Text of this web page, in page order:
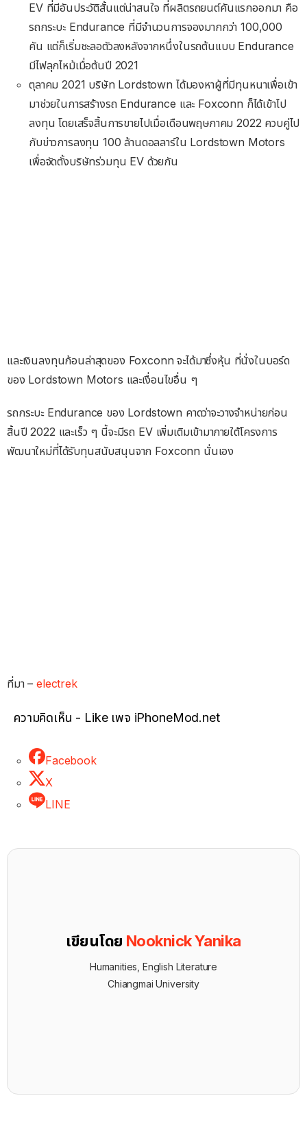
EV ที่มีอันประวัติสั้นแต่น่าสนใจ ที่ผลิตรถยนต์คันแรกออกมา คือ
รถกระบะ Endurance ที่มีจำนวนการจองมากกว่า 100,000
คัน แต่ก็เริ่มชะลอตัวลงหลังจากหนึ่งในรถต้นแบบ Endurance
มีไฟลุกไหม้เมื่อต้นปี 2021
ตุลาคม 2021 บริษัท Lordstown ได้มองหาผู้ที่มีทุนหนาเพื่อเข้า
มาช่วยในการสร้างรถ Endurance และ Foxconn ก็ได้เข้าไป
ลงทุน โดยเสร็จสิ้นการขายไปเมื่อเดือนพฤษภาคม 2022 ควบคู่ไป
กับข่าวการลงทุน 100 ล้านดอลลาร์ใน Lordstown Motors
เพื่อจัดตั้งบริษัทร่วมทุน EV ด้วยกัน
และเงินลงทุนก้อนล่าสุดของ Foxconn จะได้มาซึ่งหุ้น ที่นั่งในบอร์ด
ของ Lordstown Motors และเงื่อนไขอื่น ๆ
รถกระบะ Endurance ของ Lordstown คาดว่าจะวางจำหน่ายก่อน
สิ้นปี 2022 และเร็ว ๆ นี้จะมีรถ EV เพิ่มเติมเข้ามาภายใต้โครงการ
พัฒนาใหม่ที่ได้รับทุนสนับสนุนจาก Foxconn นั่นเอง
ที่มา –electrek
ความคิดเห็น - Like เพจ iPhoneMod.net
Facebook
X
LINE
เขียนโดย Nooknick Yanika
Humanities, English Literature
Chiangmai University